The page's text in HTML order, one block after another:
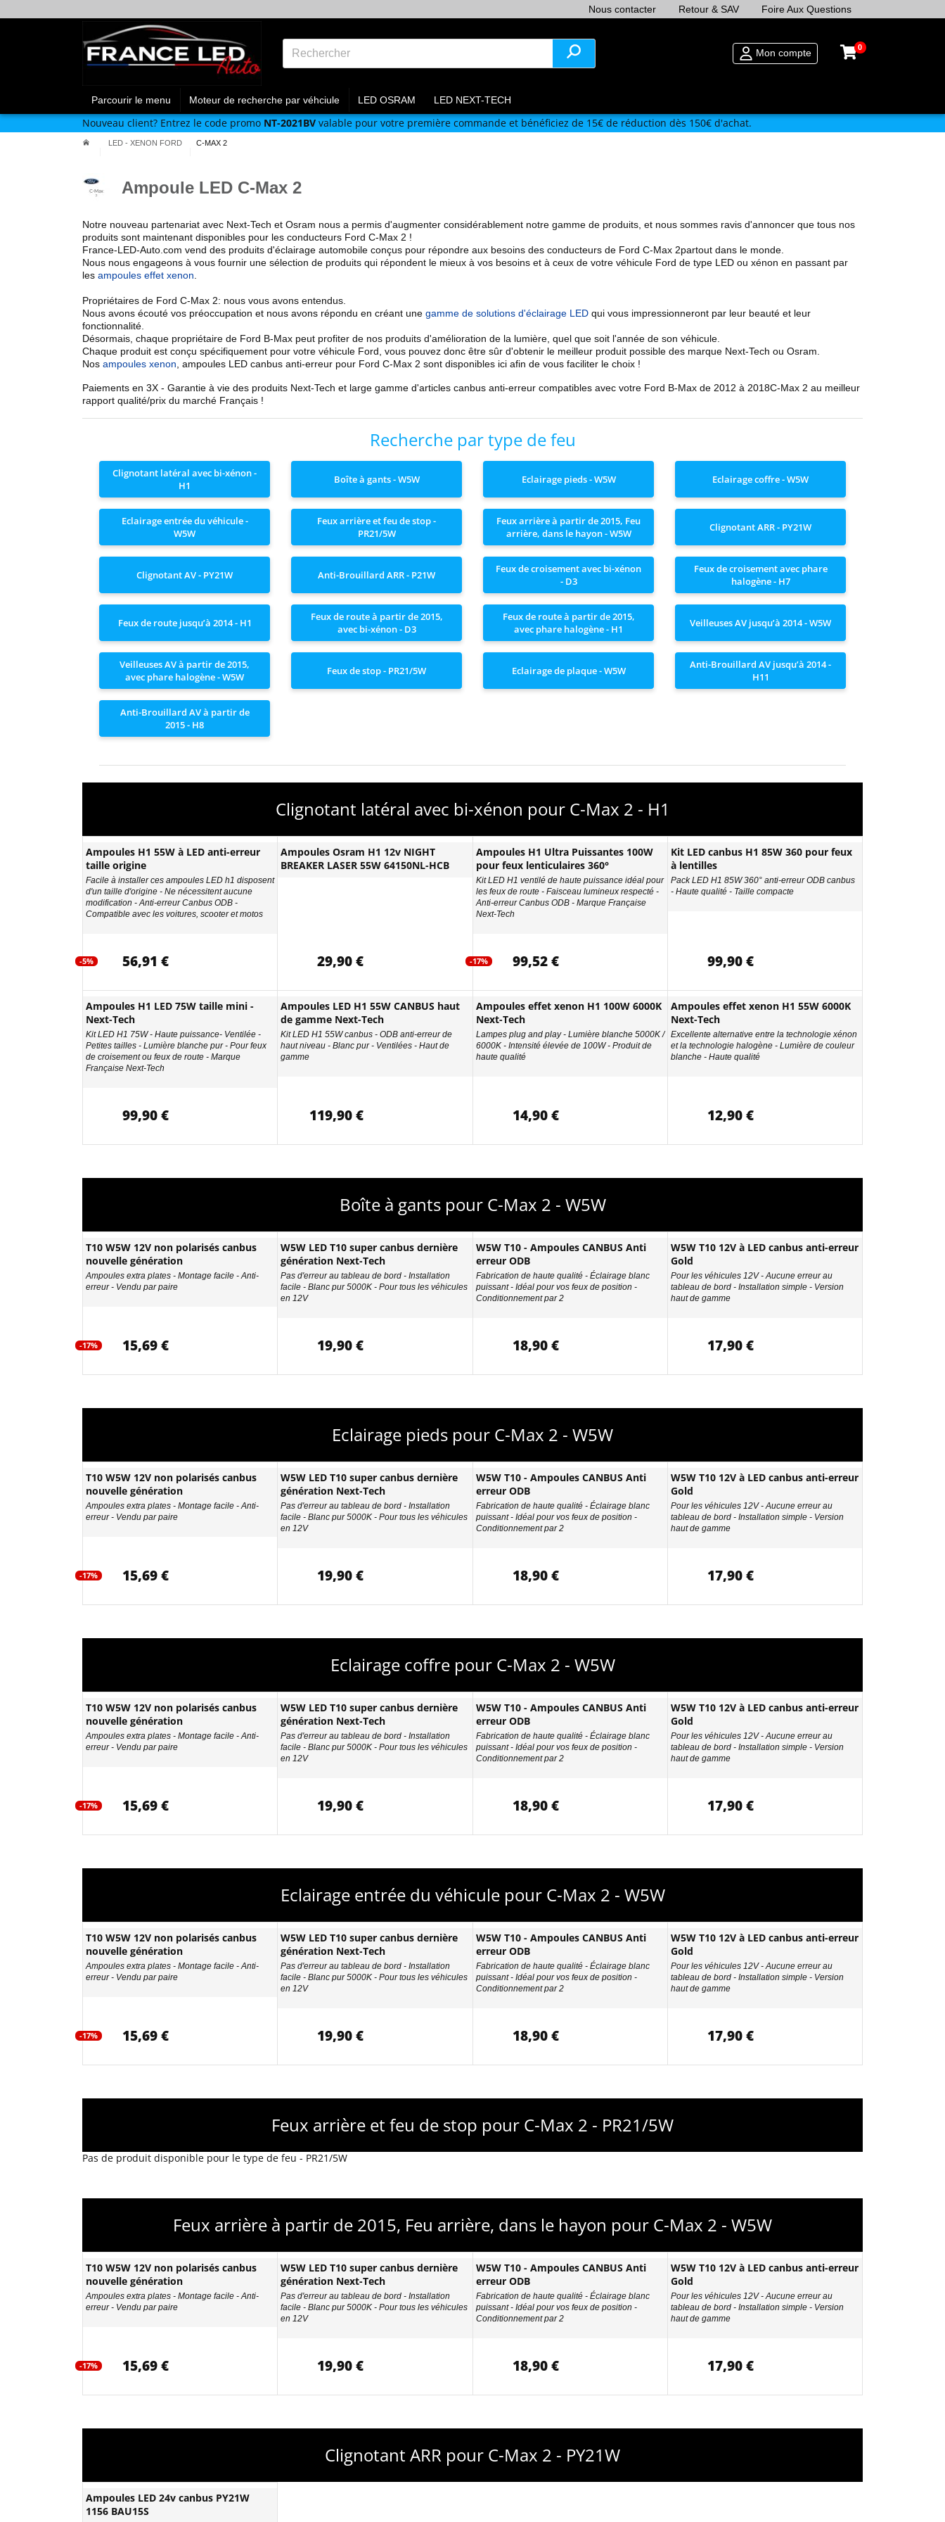
Nous contacter Retour & SAV Foire Aux Questions
Mon compte 0
Parcourir le menu Moteur de recherche par véhciule LED OSRAM LED NEXT-TECH
Nouveau client? Entrez le code promo NT-2021BV valable pour votre première commande et bénéficiez de 15€ de réduction dès 150€ d'achat.
LED - XENON FORD C-MAX 2
Ampoule LED C-Max 2
Notre nouveau partenariat avec Next-Tech et Osram nous a permis d'augmenter considérablement notre gamme de produits , et nous sommes ravis d'annoncer que tous nos
produits sont maintenant disponibles pour les conducteurs Ford C-Max 2 !
France-LED-Auto.com vend des produits d'éclairage automobile conçus pour répondre aux besoins des conducteurs de Ford C-Max 2partout dans le monde.
Nous nous engageons à vous fournir une sélection de produits qui répondent le mieux à vos besoins et à ceux de votre véhicule Ford de type LED ou xénon en passant par
les ampoules effet xenon
Propriétaires de Ford C-Max 2: nous vous avons entendus.
Nous avons écouté vos préoccupation et nous avons répondu en créant une gamme de solutions d'éclairage LED qui vous impressionneront par leur beauté et leur
fonctionnalité.
Désormais, chaque propriétaire de Ford B-Max peut profiter de nos produits d'amélioration de la lumière , quel que soit l'année de son véhicule.
Chaque produit est conçu spécifiquement pour votre véhicule Ford, vous pouvez donc être sûr d'obtenir le meilleur produit possible des marque Next-Tech ou Osram.
Nos ampoules xenon , ampoules LED canbus anti-erreur pour Ford C-Max 2 sont disponibles ici afin de vous faciliter le choix !
Paiements en 3X - Garantie à vie des produits Next-Tech et large gamme d'articles canbus anti-erreur compatibles avec votre Ford B-Max de 2012 à 2018C-Max 2 au meilleur
rapport qualité/prix du marché Français !
Recherche par type de feu
Clignotant latéral avec bi-xénon -
H1
Boîte à gants - W5W Eclairage pieds - W5W Eclairage coffre - W5W
Eclairage entrée du véhicule -
W5W
Feux arrière et feu de stop -
PR21/5W
Feux arrière à partir de 2015, Feu
arrière, dans le hayon - W5W
Clignotant ARR - PY21W
Clignotant AV - PY21W Anti-Brouillard ARR - P21W
Feux de croisement avec bi-xénon
- D3
Feux de croisement avec phare
halogène - H7
Feux de route jusqu’à 2014 - H1
Feux de route à partir de 2015,
avec bi-xénon - D3
Feux de route à partir de 2015,
avec phare halogène - H1
Veilleuses AV jusqu’à 2014 - W5W
Veilleuses AV à partir de 2015,
avec phare halogène - W5W
Feux de stop - PR21/5W Eclairage de plaque - W5W
Anti-Brouillard AV jusqu’à 2014 -
H11
Anti-Brouillard AV à partir de
2015 - H8
Clignotant latéral avec bi-xénon pour C-Max 2 - H1
Ampoules H1 55W à LED anti-erreur
taille origine
Facile à installer ces ampoules LED h1 disposent
d'un taille d'origine - Ne nécessitent aucune
modification - Anti-erreur Canbus ODB -
Compatible avec les voitures, scooter et motos
-5% 56,91 €
Ampoules Osram H1 12v NIGHT
BREAKER LASER 55W 64150NL-HCB
29,90 €
Ampoules H1 Ultra Puissantes 100W
pour feux lenticulaires 360°
Kit LED H1 ventilé de haute puissance idéal pour
les feux de route - Faisceau lumineux respecté -
Anti-erreur Canbus ODB - Marque Française
Next-Tech
-17% 99,52 €
Kit LED canbus H1 85W 360 pour feux
à lentilles
Pack LED H1 85W 360° anti-erreur ODB canbus
- Haute qualité - Taille compacte
99,90 €
Ampoules H1 LED 75W taille mini -
Next-Tech
Kit LED H1 75W - Haute puissance- Ventilée -
Petites tailles - Lumière blanche pur - Pour feux
de croisement ou feux de route - Marque
Française Next-Tech
99,90 €
Ampoules LED H1 55W CANBUS haut
de gamme Next-Tech
Kit LED H1 55W canbus - ODB anti-erreur de
haut niveau - Blanc pur - Ventilées - Haut de
gamme
119,90 €
Ampoules effet xenon H1 100W 6000K
Next-Tech
Lampes plug and play - Lumière blanche 5000K /
6000K - Intensité élevée de 100W - Produit de
haute qualité
14,90 €
Ampoules effet xenon H1 55W 6000K
Next-Tech
Excellente alternative entre la technologie xénon
et la technologie halogène - Lumière de couleur
blanche - Haute qualité
12,90 €
Boîte à gants pour C-Max 2 - W5W
T10 W5W 12V non polarisés canbus
nouvelle génération
Ampoules extra plates - Montage facile - Anti-
erreur - Vendu par paire
-17% 15,69 €
W5W LED T10 super canbus dernière
génération Next-Tech
Pas d'erreur au tableau de bord - Installation
facile - Blanc pur 5000K - Pour tous les véhicules
en 12V
19,90 €
W5W T10 - Ampoules CANBUS Anti
erreur ODB
Fabrication de haute qualité - Éclairage blanc
puissant - Idéal pour vos feux de position -
Conditionnement par 2
18,90 €
W5W T10 12V à LED canbus anti-erreur
Gold
Pour les véhicules 12V - Aucune erreur au
tableau de bord - Installation simple - Version
haut de gamme
17,90 €
Eclairage pieds pour C-Max 2 - W5W
T10 W5W 12V non polarisés canbus
nouvelle génération
Ampoules extra plates - Montage facile - Anti-
erreur - Vendu par paire
-17% 15,69 €
W5W LED T10 super canbus dernière
génération Next-Tech
Pas d'erreur au tableau de bord - Installation
facile - Blanc pur 5000K - Pour tous les véhicules
en 12V
19,90 €
W5W T10 - Ampoules CANBUS Anti
erreur ODB
Fabrication de haute qualité - Éclairage blanc
puissant - Idéal pour vos feux de position -
Conditionnement par 2
18,90 €
W5W T10 12V à LED canbus anti-erreur
Gold
Pour les véhicules 12V - Aucune erreur au
tableau de bord - Installation simple - Version
haut de gamme
17,90 €
Eclairage coffre pour C-Max 2 - W5W
T10 W5W 12V non polarisés canbus
nouvelle génération
Ampoules extra plates - Montage facile - Anti-
erreur - Vendu par paire
-17% 15,69 €
W5W LED T10 super canbus dernière
génération Next-Tech
Pas d'erreur au tableau de bord - Installation
facile - Blanc pur 5000K - Pour tous les véhicules
en 12V
19,90 €
W5W T10 - Ampoules CANBUS Anti
erreur ODB
Fabrication de haute qualité - Éclairage blanc
puissant - Idéal pour vos feux de position -
Conditionnement par 2
18,90 €
W5W T10 12V à LED canbus anti-erreur
Gold
Pour les véhicules 12V - Aucune erreur au
tableau de bord - Installation simple - Version
haut de gamme
17,90 €
Eclairage entrée du véhicule pour C-Max 2 - W5W
T10 W5W 12V non polarisés canbus
nouvelle génération
Ampoules extra plates - Montage facile - Anti-
erreur - Vendu par paire
-17% 15,69 €
W5W LED T10 super canbus dernière
génération Next-Tech
Pas d'erreur au tableau de bord - Installation
facile - Blanc pur 5000K - Pour tous les véhicules
en 12V
19,90 €
W5W T10 - Ampoules CANBUS Anti
erreur ODB
Fabrication de haute qualité - Éclairage blanc
puissant - Idéal pour vos feux de position -
Conditionnement par 2
18,90 €
W5W T10 12V à LED canbus anti-erreur
Gold
Pour les véhicules 12V - Aucune erreur au
tableau de bord - Installation simple - Version
haut de gamme
17,90 €
Feux arrière et feu de stop pour C-Max 2 - PR21/5W
Pas de produit disponible pour le type de feu - PR21/5W
Feux arrière à partir de 2015, Feu arrière, dans le hayon pour C-Max 2 - W5W
T10 W5W 12V non polarisés canbus
nouvelle génération
Ampoules extra plates - Montage facile - Anti-
erreur - Vendu par paire
-17% 15,69 €
W5W LED T10 super canbus dernière
génération Next-Tech
Pas d'erreur au tableau de bord - Installation
facile - Blanc pur 5000K - Pour tous les véhicules
en 12V
19,90 €
W5W T10 - Ampoules CANBUS Anti
erreur ODB
Fabrication de haute qualité - Éclairage blanc
puissant - Idéal pour vos feux de position -
Conditionnement par 2
18,90 €
W5W T10 12V à LED canbus anti-erreur
Gold
Pour les véhicules 12V - Aucune erreur au
tableau de bord - Installation simple - Version
haut de gamme
17,90 €
Clignotant ARR pour C-Max 2 - PY21W
Ampoules LED 24v canbus PY21W
1156 BAU15S